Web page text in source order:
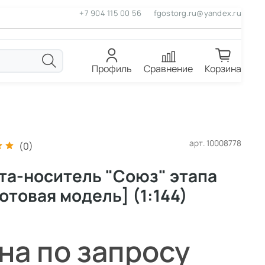
+7 904 115 00 56 fgostorg.ru@yandex.ru
Профиль Сравнение Корзина
(0) арт. 10008778
носитель "Союз" этапа
модель] (1:144)
по запросу